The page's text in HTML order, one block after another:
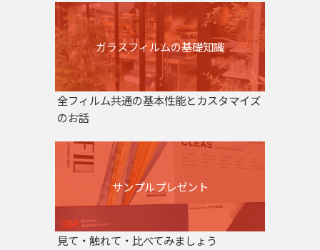
ガラスフィルムの基礎知識
全フィルム共通の基本性能とカスタマイズ
のお話
サンプルプレゼント
見て・触れて・比べてみましょう